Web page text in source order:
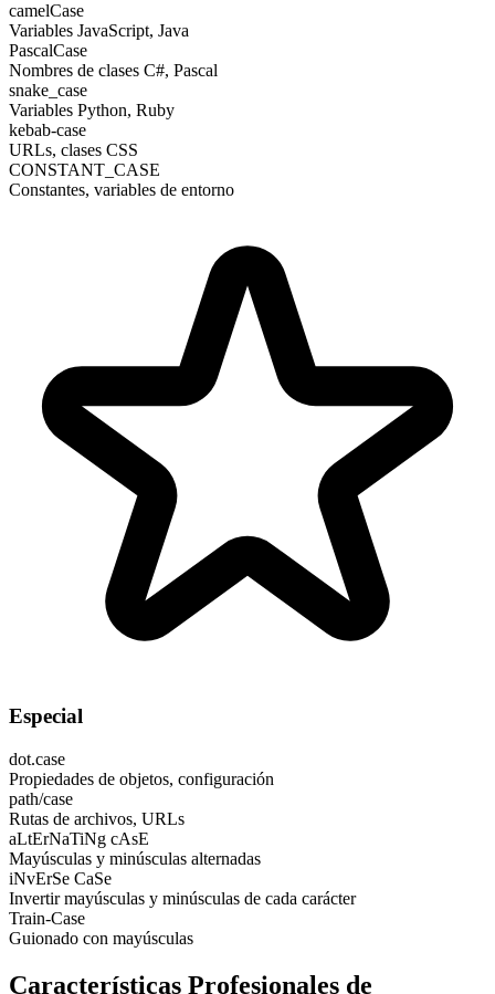
camelCase
Variables JavaScript, Java
PascalCase
Nombres de clases C#, Pascal
snake_case
Variables Python, Ruby
kebab-case
URLs, clases CSS
CONSTANT_CASE
Constantes, variables de entorno
Especial
dot.case
Propiedades de objetos, configuración
path/case
Rutas de archivos, URLs
aLtErNaTiNg cAsE
Mayúsculas y minúsculas alternadas
iNvErSe CaSe
Invertir mayúsculas y minúsculas de cada carácter
Train-Case
Guionado con mayúsculas
Características Profesionales de